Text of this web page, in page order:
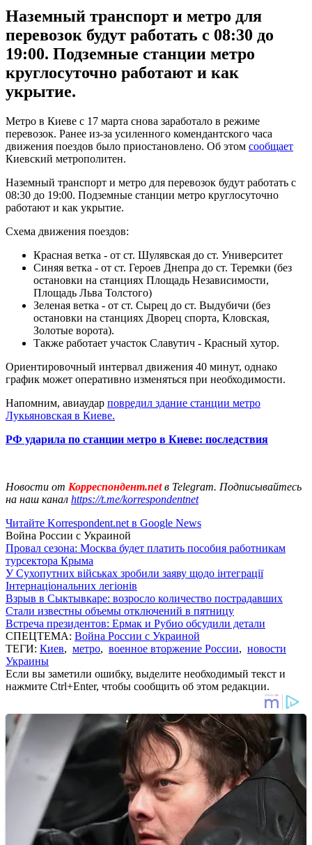
Наземный транспорт и метро для
перевозок будут работать с 08:30 до
19:00. Подземные станции метро
круглосуточно работают и как
укрытие.
Метро в Киеве с 17 марта снова заработало в режиме
перевозок. Ранее из-за усиленного комендантского часа
движения поездов было приостановлено. Об этом сообщает
Киевский метрополитен.
Наземный транспорт и метро для перевозок будут работать с
08:30 до 19:00. Подземные станции метро круглосуточно
работают и как укрытие.
Схема движения поездов:
Красная ветка - от ст. Шулявская до ст. Университет
Синяя ветка - от ст. Героев Днепра до ст. Теремки (без
остановки на станциях Площадь Независимости,
Площадь Льва Толстого)
Зеленая ветка - от ст. Сырец до ст. Выдубичи (без
остановки на станциях Дворец спорта, Кловская,
Золотые ворота).
Также работает участок Славутич - Красный хутор.
Ориентировочный интервал движения 40 минут, однако
график может оперативно изменяться при необходимости.
Напомним, авиаудар повредил здание станции метро
Лукьяновская в Киеве.
РФ ударила по станции метро в Киеве: последствия
Новости от Корреспондент.netв Telegram. Подписывайтесь
на наш канал https://t.me/korrespondentnet
Читайте Korrespondent.net в Google News
Война России с Украиной
Провал сезона: Москва будет платить пособия работникам
турсектора Крыма
У Сухопутних військах зробили заяву щодо інтеграції
Інтернаціональних легіонів
Взрыв в Сыктывкаре: возросло количество пострадавших
Стали известны объемы отключений в пятницу
Встреча президентов: Ермак и Рубио обсудили детали
СПЕЦТЕМА: Война России с Украиной
ТЕГИ: Киев, метро, военное вторжение России, новости
Украины
Если вы заметили ошибку, выделите необходимый текст и
нажмите Ctrl+Enter, чтобы сообщить об этом редакции.